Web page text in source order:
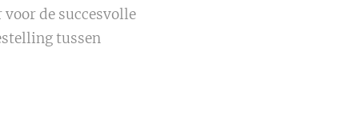
de succesvolle
tussen